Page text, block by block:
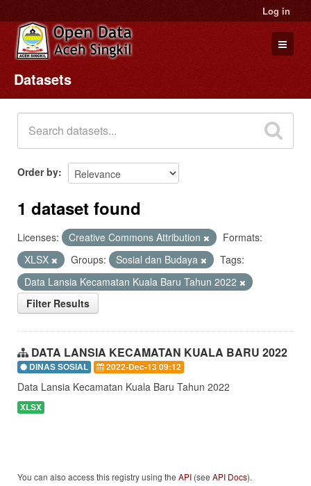
Log in
Datasets
Organizations
Groups
About
Datasets
Order by
1 dataset found
Licenses: Creative Commons Attribution
Formats:
XLSX
Groups: Sosial dan Budaya
Tags:
Data Lansia Kecamatan Kuala Baru Tahun 2022
Filter Results
DATA LANSIA KECAMATAN KUALA BARU 2022
DINAS SOSIAL 2022-Dec-13 09:12
Data Lansia Kecamatan Kuala Baru Tahun 2022
XLSX
You can also access this registry using the API (see API Docs).